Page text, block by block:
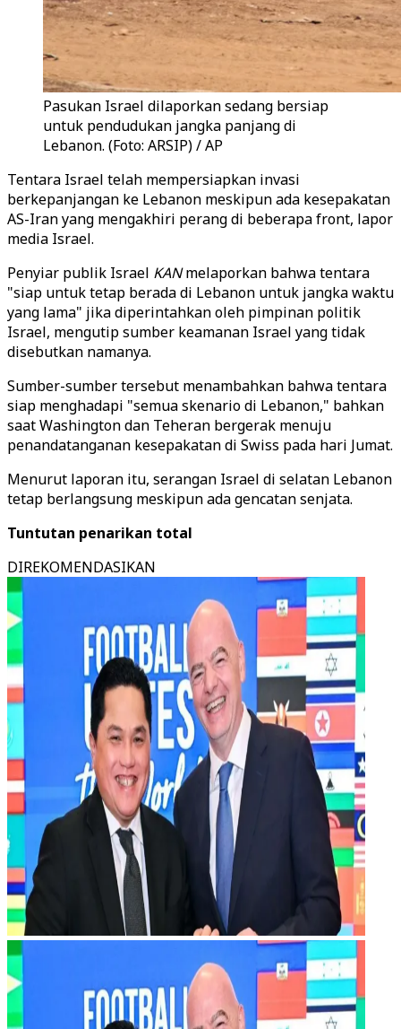
Pasukan Israel dilaporkan sedang bersiap
untuk pendudukan jangka panjang di
Lebanon. (Foto: ARSIP) / AP
Tentara Israel telah mempersiapkan invasi
berkepanjangan ke Lebanon meskipun ada kesepakatan
AS-Iran yang mengakhiri perang di beberapa front, lapor
media Israel.
Penyiar publik Israel KANmelaporkan bahwa tentara
"siap untuk tetap berada di Lebanon untuk jangka waktu
yang lama" jika diperintahkan oleh pimpinan politik
Israel, mengutip sumber keamanan Israel yang tidak
disebutkan namanya.
Sumber-sumber tersebut menambahkan bahwa tentara
siap menghadapi "semua skenario di Lebanon," bahkan
saat Washington dan Teheran bergerak menuju
penandatanganan kesepakatan di Swiss pada hari Jumat.
Menurut laporan itu, serangan Israel di selatan Lebanon
tetap berlangsung meskipun ada gencatan senjata.
Tuntutan penarikan total
DIREKOMENDASIKAN